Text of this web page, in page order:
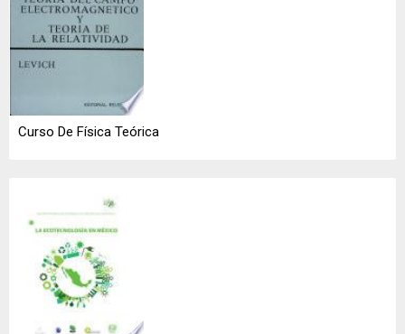
Curso De Física Teórica